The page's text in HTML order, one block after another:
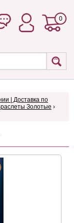
0
| Доставка по
Золотые ›